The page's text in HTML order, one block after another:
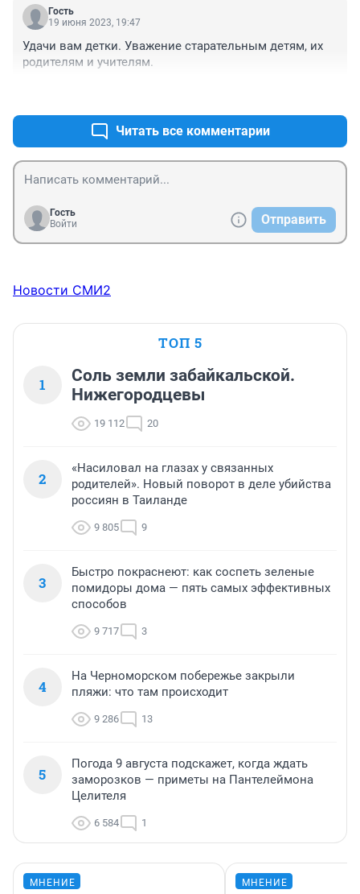
Гость
19 июня 2023, 19:47
Удачи вам детки. Уважение старательным детям, их
родителям и учителям.
Читать все комментарии
Гость
Войти
Отправить
Новости СМИ2
ТОП 5
1
Соль земли забайкальской.
Нижегородцевы
19 112 20
2
«Насиловал на глазах у связанных
родителей». Новый поворот в деле убийства
россиян в Таиланде
9 805 9
3
Быстро покраснеют: как соспеть зеленые
помидоры дома — пять самых эффективных
способов
9 717 3
4
На Черноморском побережье закрыли
пляжи: что там происходит
9 286 13
5
Погода 9 августа подскажет, когда ждать
заморозков — приметы на Пантелеймона
Целителя
6 584 1
МНЕНИЕ МНЕНИЕ